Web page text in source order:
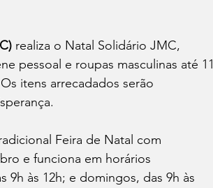
realiza o Natal Solidário JMC,
pessoal e roupas masculinas até 11
itens arrecadados serão
Feira de Natal com
e funciona em horários
9h às 12h; e domingos, das 9h às